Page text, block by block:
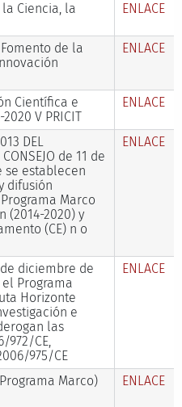
la Ciencia, la
ENLACE
de la
ENLACE
Científica e
V PRICIT
ENLACE
DEL
CONSEJO de 11 de
se establecen
difusión
Marco
(2014-2020) y
(CE) n o
ENLACE
de diciembre de
Programa
Horizonte
e
las
972/CE,
975/CE
ENLACE
Marco)
ENLACE